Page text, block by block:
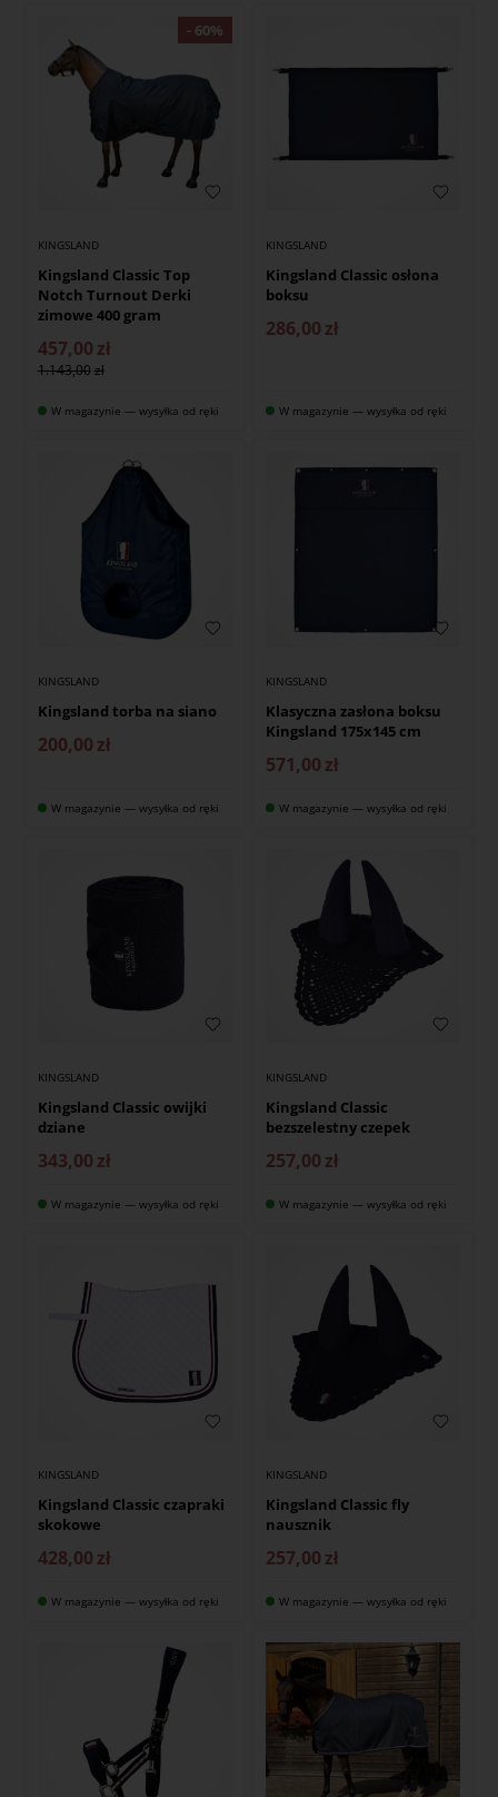
KINGSLAND
Kingsland Classic Top
Notch Turnout Derki
zimowe 400 gram
457,00 zł
1.143,00
W magazynie — wysyłka od ręki
KINGSLAND
Kingsland Classic osłona
boksu
286,00 zł
W magazynie — wysyłka od ręki
KINGSLAND
Kingsland torba na siano
200,00 zł
W magazynie — wysyłka od ręki
KINGSLAND
Klasyczna zasłona boksu
Kingsland 175x145 cm
571,00 zł
W magazynie — wysyłka od ręki
KINGSLAND
Kingsland Classic owijki
dziane
343,00 zł
W magazynie — wysyłka od ręki
KINGSLAND
Kingsland Classic
bezszelestny czepek
257,00 zł
W magazynie — wysyłka od ręki
KINGSLAND
Kingsland Classic czapraki
skokowe
428,00 zł
W magazynie — wysyłka od ręki
KINGSLAND
Kingsland Classic fly
nausznik
257,00 zł
W magazynie — wysyłka od ręki